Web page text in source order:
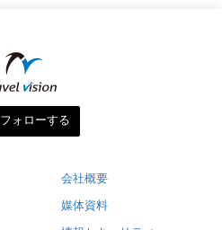
フォローする
会社概要
媒体資料